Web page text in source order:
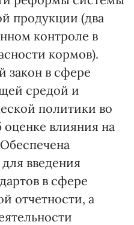
продукции (два
контроле в
кормов).
закон в сфере
средой и
политики во
оценке влияния на
для введения
в сфере
отчетности, а